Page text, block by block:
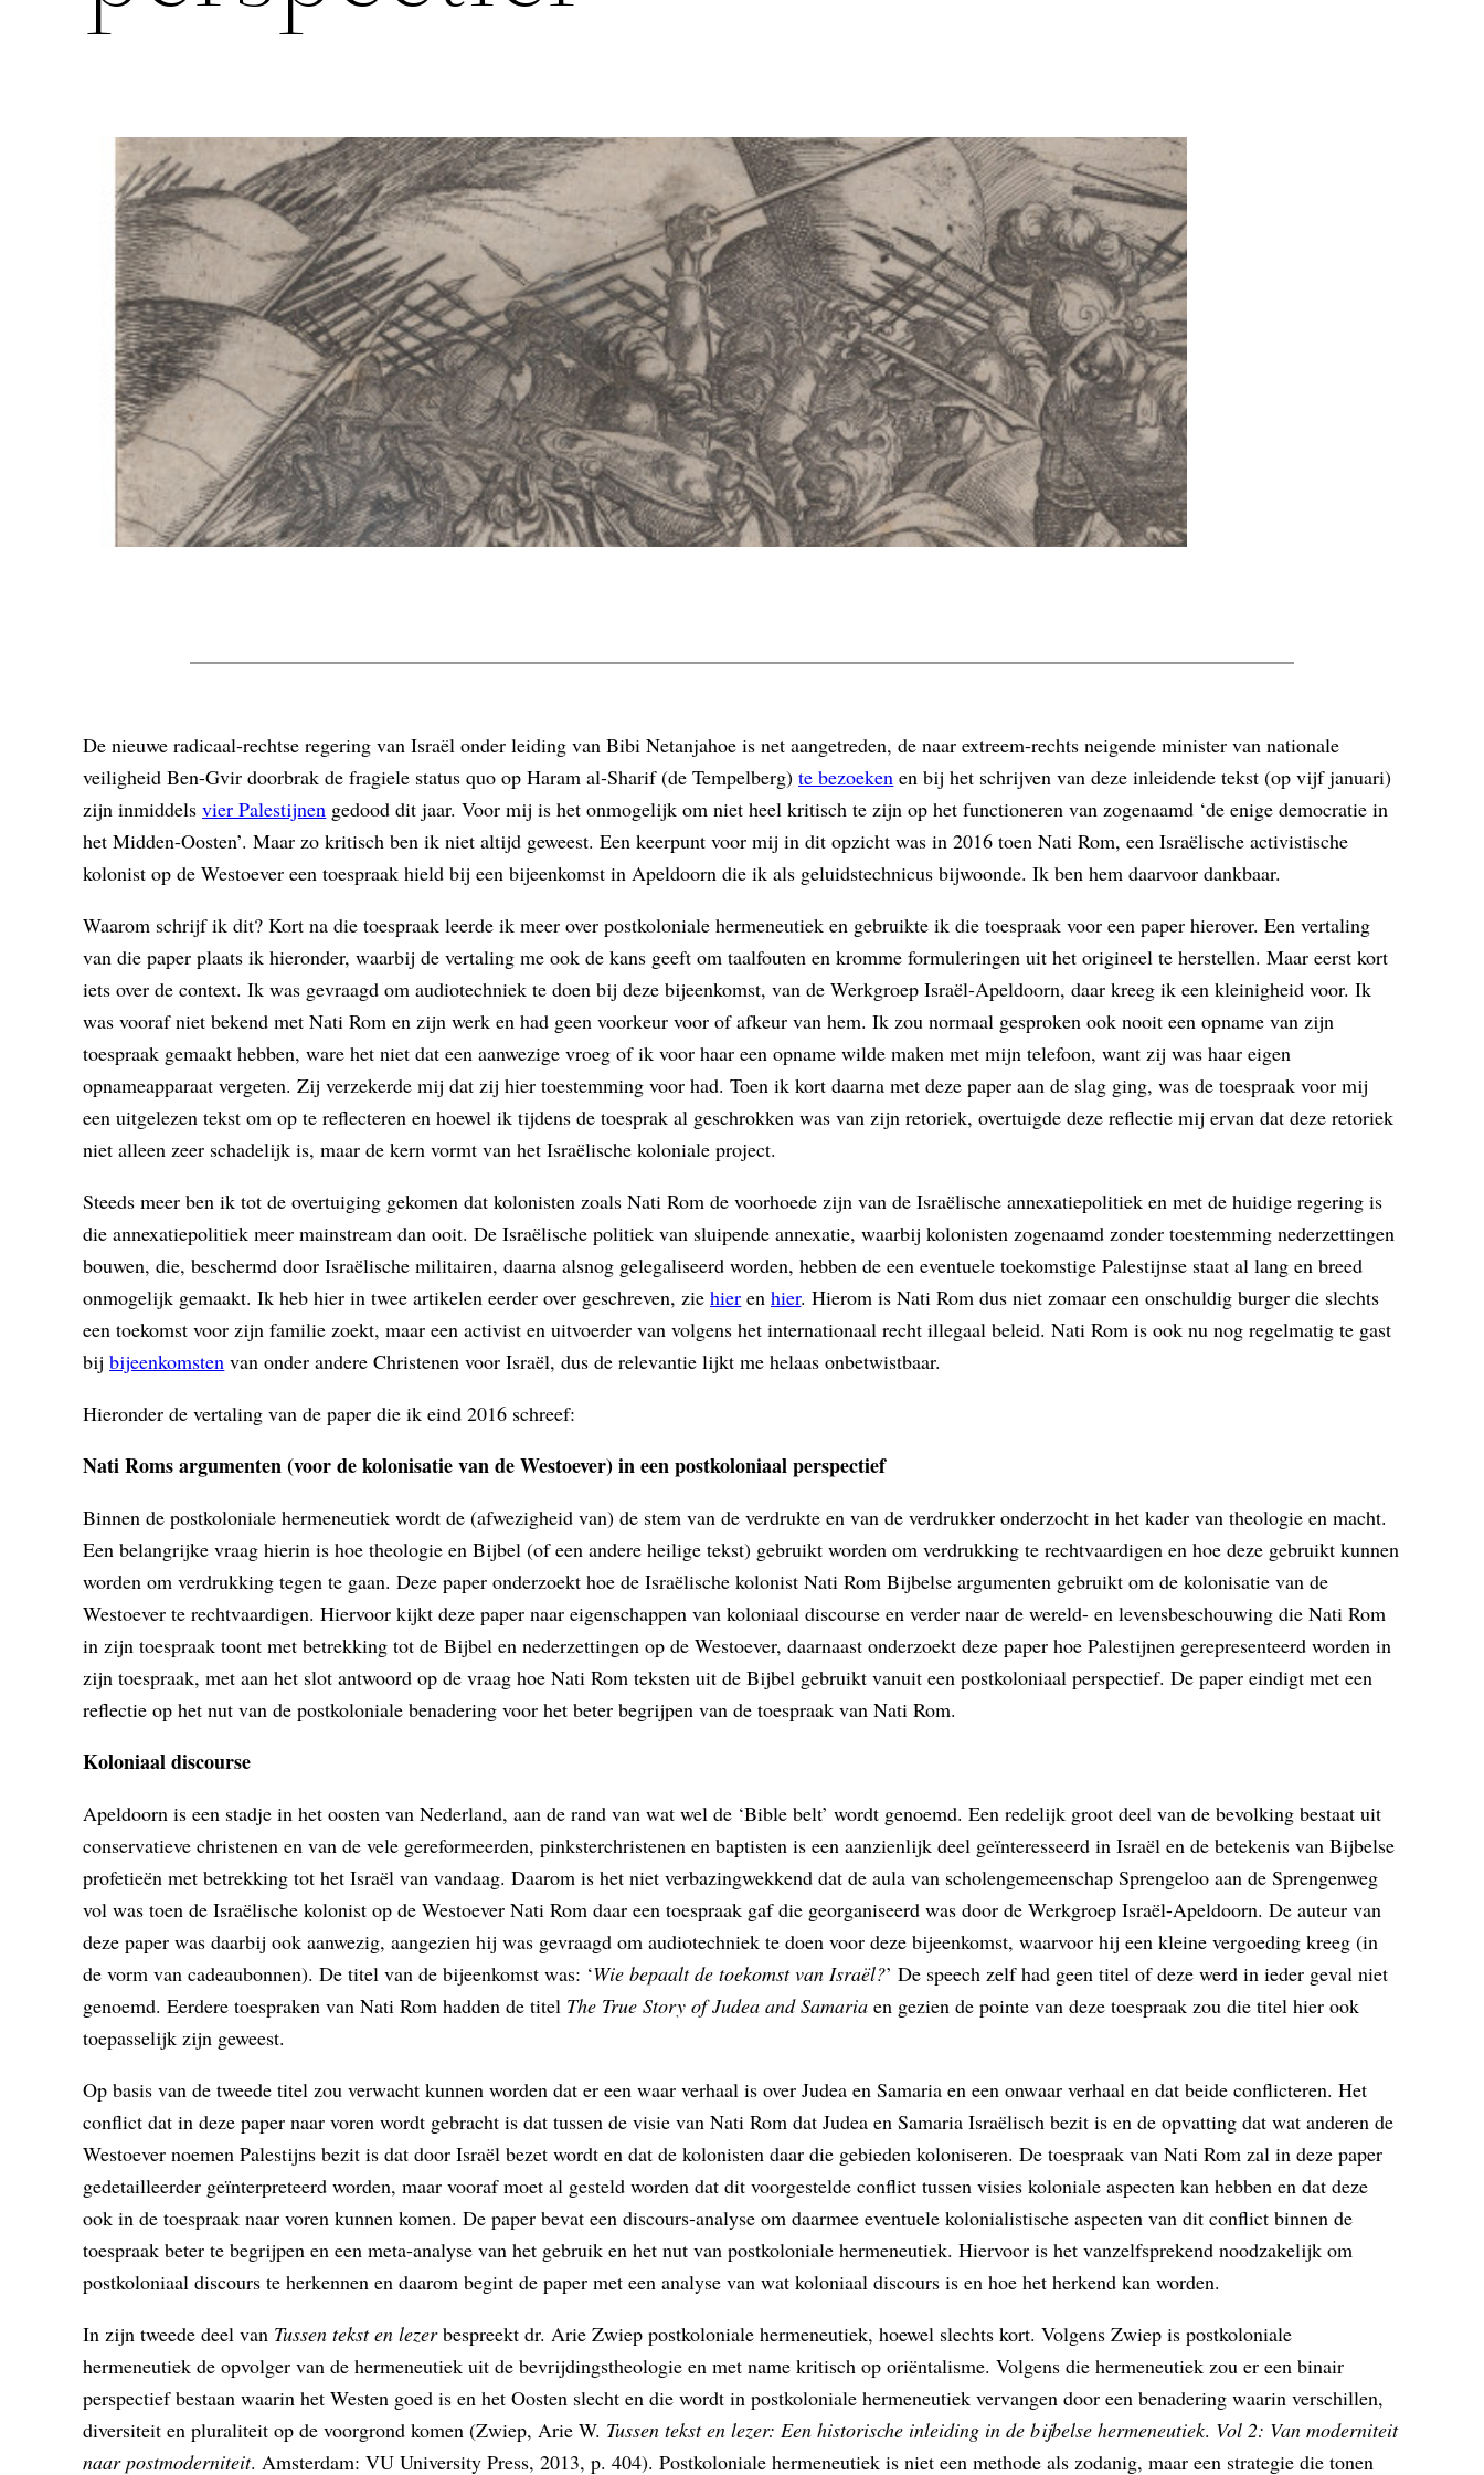
De nieuwe radicaal-rechtse regering van Israël onder leiding van Bibi Netanjahoe is net aangetreden, de naar extreem-rechts neigende minister van nationale
veiligheid Ben-Gvir doorbrak de fragiele status quo op Haram al-Sharif (de Tempelberg)te bezoeken en bij het schrijven van deze inleidende tekst (op vijf januari)
zijn inmiddelsvier Palestijnen gedood dit jaar. Voor mij is het onmogelijk om niet heel kritisch te zijn op het functioneren van zogenaamd ‘de enige democratie in
het Midden-Oosten’. Maar zo kritisch ben ik niet altijd geweest. Een keerpunt voor mij in dit opzicht was in 2016 toen Nati Rom, een Israëlische activistische
kolonist op de Westoever een toespraak hield bij een bijeenkomst in Apeldoorn die ik als geluidstechnicus bijwoonde. Ik ben hem daarvoor dankbaar.
Waarom schrijf ik dit? Kort na die toespraak leerde ik meer over postkoloniale hermeneutiek en gebruikte ik die toespraak voor een paper hierover. Een vertaling
van die paper plaats ik hieronder, waarbij de vertaling me ook de kans geeft om taalfouten en kromme formuleringen uit het origineel te herstellen. Maar eerst kort
iets over de context. Ik was gevraagd om audiotechniek te doen bij deze bijeenkomst, van de Werkgroep Israël-Apeldoorn, daar kreeg ik een kleinigheid voor. Ik
was vooraf niet bekend met Nati Rom en zijn werk en had geen voorkeur voor of afkeur van hem. Ik zou normaal gesproken ook nooit een opname van zijn
toespraak gemaakt hebben, ware het niet dat een aanwezige vroeg of ik voor haar een opname wilde maken met mijn telefoon, want zij was haar eigen
opnameapparaat vergeten. Zij verzekerde mij dat zij hier toestemming voor had. Toen ik kort daarna met deze paper aan de slag ging, was de toespraak voor mij
een uitgelezen tekst om op te reflecteren en hoewel ik tijdens de toesprak al geschrokken was van zijn retoriek, overtuigde deze reflectie mij ervan dat deze retoriek
niet alleen zeer schadelijk is, maar de kern vormt van het Israëlische koloniale project.
Steeds meer ben ik tot de overtuiging gekomen dat kolonisten zoals Nati Rom de voorhoede zijn van de Israëlische annexatiepolitiek en met de huidige regering is
die annexatiepolitiek meer mainstream dan ooit. De Israëlische politiek van sluipende annexatie, waarbij kolonisten zogenaamd zonder toestemming nederzettingen
bouwen, die, beschermd door Israëlische militairen, daarna alsnog gelegaliseerd worden, hebben de een eventuele toekomstige Palestijnse staat al lang en breed
onmogelijk gemaakt. Ik heb hier in twee artikelen eerder over geschreven, ziehier enhier. Hierom is Nati Rom dus niet zomaar een onschuldig burger die slechts
een toekomst voor zijn familie zoekt, maar een activist en uitvoerder van volgens het internationaal recht illegaal beleid. Nati Rom is ook nu nog regelmatig te gast
bijbijeenkomsten van onder andere Christenen voor Israël, dus de relevantie lijkt me helaas onbetwistbaar.
Hieronder de vertaling van de paper die ik eind 2016 schreef:
Nati Roms argumenten (voor de kolonisatie van de Westoever) in een postkoloniaal perspectief
Binnen de postkoloniale hermeneutiek wordt de (afwezigheid van) de stem van de verdrukte en van de verdrukker onderzocht in het kader van theologie en macht.
Een belangrijke vraag hierin is hoe theologie en Bijbel (of een andere heilige tekst) gebruikt worden om verdrukking te rechtvaardigen en hoe deze gebruikt kunnen
worden om verdrukking tegen te gaan. Deze paper onderzoekt hoe de Israëlische kolonist Nati Rom Bijbelse argumenten gebruikt om de kolonisatie van de
Westoever te rechtvaardigen. Hiervoor kijkt deze paper naar eigenschappen van koloniaal discourse en verder naar de wereld- en levensbeschouwing die Nati Rom
in zijn toespraak toont met betrekking tot de Bijbel en nederzettingen op de Westoever, daarnaast onderzoekt deze paper hoe Palestijnen gerepresenteerd worden in
zijn toespraak, met aan het slot antwoord op de vraag hoe Nati Rom teksten uit de Bijbel gebruikt vanuit een postkoloniaal perspectief. De paper eindigt met een
reflectie op het nut van de postkoloniale benadering voor het beter begrijpen van de toespraak van Nati Rom.
Koloniaal discourse
Apeldoorn is een stadje in het oosten van Nederland, aan de rand van wat wel de ‘Bible belt’ wordt genoemd. Een redelijk groot deel van de bevolking bestaat uit
conservatieve christenen en van de vele gereformeerden, pinksterchristenen en baptisten is een aanzienlijk deel geïnteresseerd in Israël en de betekenis van Bijbelse
profetieën met betrekking tot het Israël van vandaag. Daarom is het niet verbazingwekkend dat de aula van scholengemeenschap Sprengeloo aan de Sprengenweg
vol was toen de Israëlische kolonist op de Westoever Nati Rom daar een toespraak gaf die georganiseerd was door de Werkgroep Israël-Apeldoorn. De auteur van
deze paper was daarbij ook aanwezig, aangezien hij was gevraagd om audiotechniek te doen voor deze bijeenkomst, waarvoor hij een kleine vergoeding kreeg (in
de vorm van cadeaubonnen). De titel van de bijeenkomst was: ‘Wie bepaalt de toekomst van Israël?’ De speech zelf had geen titel of deze werd in ieder geval niet
genoemd. Eerdere toespraken van Nati Rom hadden de titel The True Story of Judea and Samaria en gezien de pointe van deze toespraak zou die titel hier ook
toepasselijk zijn geweest.
Op basis van de tweede titel zou verwacht kunnen worden dat er een waar verhaal is over Judea en Samaria en een onwaar verhaal en dat beide conflicteren. Het
conflict dat in deze paper naar voren wordt gebracht is dat tussen de visie van Nati Rom dat Judea en Samaria Israëlisch bezit is en de opvatting dat wat anderen de
Westoever noemen Palestijns bezit is dat door Israël bezet wordt en dat de kolonisten daar die gebieden koloniseren. De toespraak van Nati Rom zal in deze paper
gedetailleerder geïnterpreteerd worden, maar vooraf moet al gesteld worden dat dit voorgestelde conflict tussen visies koloniale aspecten kan hebben en dat deze
ook in de toespraak naar voren kunnen komen. De paper bevat een discours-analyse om daarmee eventuele kolonialistische aspecten van dit conflict binnen de
toespraak beter te begrijpen en een meta-analyse van het gebruik en het nut van postkoloniale hermeneutiek. Hiervoor is het vanzelfsprekend noodzakelijk om
postkoloniaal discours te herkennen en daarom begint de paper met een analyse van wat koloniaal discours is en hoe het herkend kan worden.
In zijn tweede deel van Tussen tekst en lezerbespreekt dr. Arie Zwiep postkoloniale hermeneutiek, hoewel slechts kort. Volgens Zwiep is postkoloniale
hermeneutiek de opvolger van de hermeneutiek uit de bevrijdingstheologie en met name kritisch op oriëntalisme. Volgens die hermeneutiek zou er een binair
perspectief bestaan waarin het Westen goed is en het Oosten slecht en die wordt in postkoloniale hermeneutiek vervangen door een benadering waarin verschillen,
diversiteit en pluraliteit op de voorgrond komen (Zwiep, Arie W. Tussen tekst en lezer: Een historische inleiding in de bijbelse hermeneutiek. Vol 2: Van moderniteit
naar postmoderniteit. Amsterdam: VU University Press, 2013, p. 404). Postkoloniale hermeneutiek is niet een methode als zodanig, maar een strategie die tonen